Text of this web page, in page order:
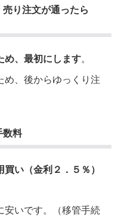
り注文が通ったら
め、最初にします。
め、後からゆっくり注
数料
買い（金利２．５％）
安いです。（移管手続